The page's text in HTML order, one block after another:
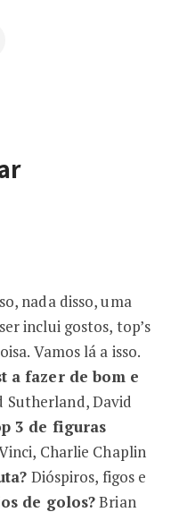
nada disso, uma
inclui gostos, top’s
Vamos lá a isso.
a fazer de bom e
Sutherland, David
3 de figuras
Charlie Chaplin
Dióspiros, figos e
de golos?Brian